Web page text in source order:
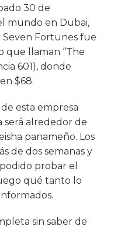
30 de
mundo en Dubai,
Seven Fortunes fue
que llaman ‘’The
601), donde
$68.
esta empresa
alrededor de
panameño. Los
de dos semanas y
probar el
qué tanto lo
sin saber de